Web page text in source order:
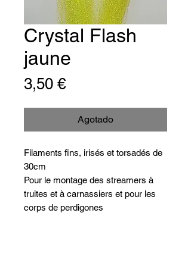
Crystal Flash
jaune
3,50 €Precio
Agotado
Filaments fins, irisés et torsadés de
30cm
Pour le montage des streamers à
truites et à carnassiers et pour les
corps de perdigones